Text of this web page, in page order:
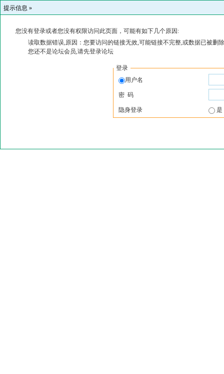
提示信息 »
您没有登录或者您没有权限访问此页面，可能有如下几个原因:
读取数据错误,原因：您要访问的链接无效,可能链接不完整,或数据已被删
您还不是论坛会员,请先登录论坛
登录
用户名
密 码
隐身登录